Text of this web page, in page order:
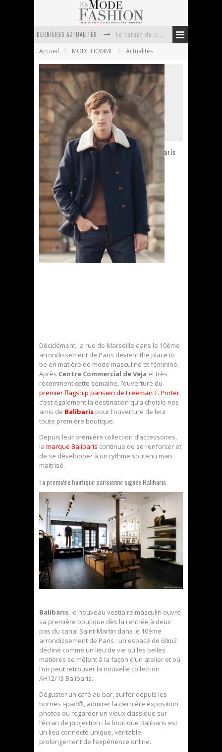
DERNIÈRES ACTUALITÉS
Doudoune pour femme : choisir la pièce idéale entre style, chaleur et durabilité
Week-end spa en automne : quel maillot de bain choisir ?
Anti chute cheveux homme : quelles solutions pour renforcer sa chevelure ?
Le retour du cachemire version casual
Accueil MODE HOMME Actualités
Balibaris ouvre sa première boutique à Paris
En Mode Fashion
18 septembre 2012
Actualités
1 Commentaire
Décidément, la rue de Marseille dans le 10ème
arrondissement de Paris devient the place to
be en matière de mode masculine et féminine.
Après Centre Commercial de Veja et très
récemment cette semaine, l’ouverture du
premier flagship parisien de Freeman T. Porter,
c’est également la destination qu’a choisie nos
amis de Balibaris pour l’ouverture de leur
toute première boutique.
Depuis leur première collection d’accessoires,
la marque Balibaris continue de se renforcer et
de se développer à un rythme soutenu mais
maitrisé.
La première boutique parisienne signée Balibaris
Balibaris, le nouveau vestiaire masculin ouvre
sa première boutique dès la rentrée à deux
pas du canal Saint-Martin dans le 10ème
arrondissement de Paris : un espace de 60m2
décliné comme un lieu de vie où les belles
matières se mêlent à la façon d’un atelier et où
l’on peut retrouver la nouvelle collection
AH12/13 Balibaris.
Déguster un café au bar, surfer depuis les
bornes I-pad®, admirer la dernière exposition
photos ou regarder un vieux classique sur
l’écran de projection : la boutique Balibaris est
un lieu connecté unique, véritable
prolongement de l’expérience online.